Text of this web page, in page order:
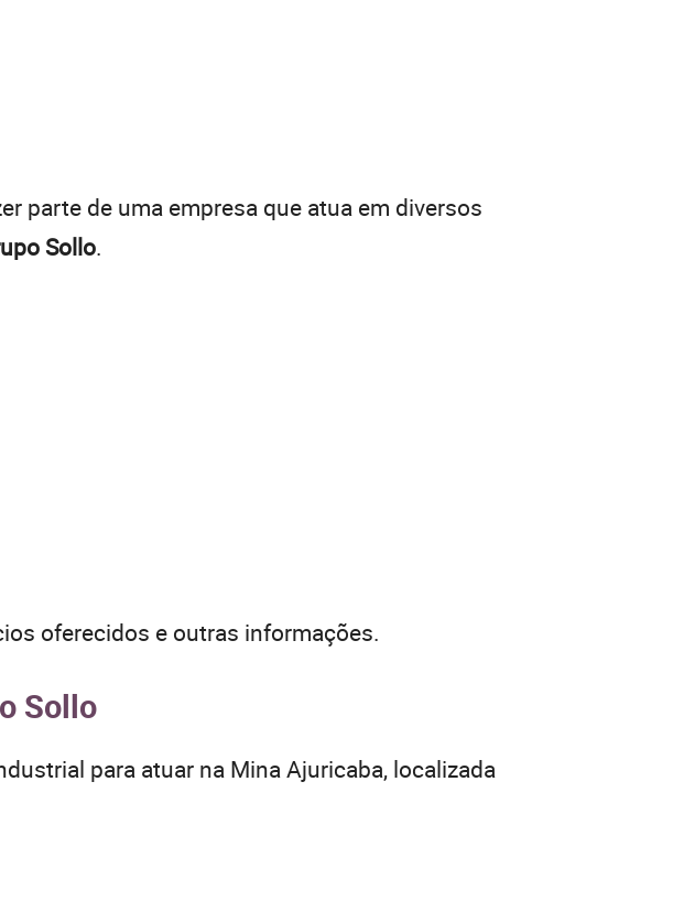
parte de uma empresa que atua em diversos
Sollo.
oferecidos e outras informações.
Sollo
para atuar na Mina Ajuricaba, localizada